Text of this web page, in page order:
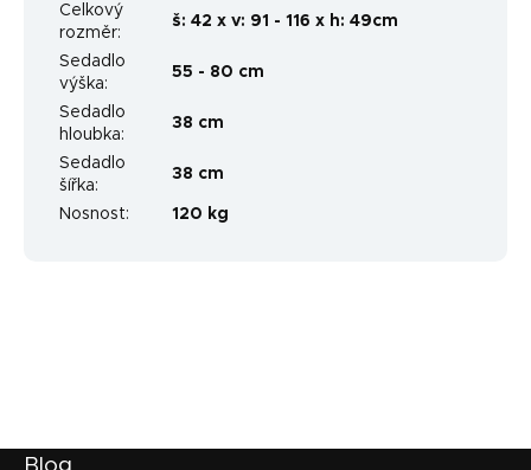
Celkový
rozměr:
š: 42 x v: 91 - 116 x h: 49cm
Sedadlo
výška:
55 - 80 cm
Sedadlo
hloubka:
38 cm
Sedadlo
šířka:
38 cm
Nosnost: 120 kg